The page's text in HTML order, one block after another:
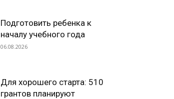
Подготовить ребенка к
началу учебного года
06.08.2026
Для хорошего старта: 510
грантов планируют